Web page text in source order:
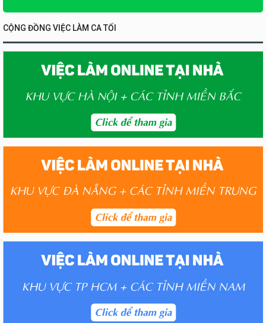
CỘNG ĐỒNG VIỆC LÀM CA TỐI